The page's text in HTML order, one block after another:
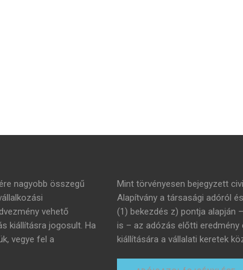
nagyobb összegű
vehető
kiállításra jogosult. Ha
vegye fel a
Mint törvényesen bejegyzett
Alapítvány a társasági adóról
(1) bekezdés z) pontja alapján
is – az adózás előtti
kiállítására a vállalati keretek